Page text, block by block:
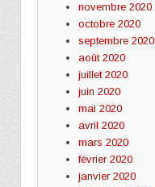
novembre 2020
octobre 2020
septembre 2020
août 2020
juillet 2020
juin 2020
mai 2020
avril 2020
mars 2020
février 2020
janvier 2020